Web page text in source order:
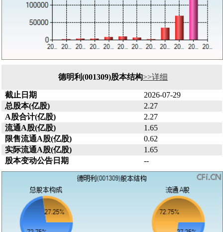
德明利(001309)股本结构>>详细
截止日期
2026-07-29
总股本(亿股)
2.27
A股合计(亿股)
2.27
流通A股(亿股)
1.65
限售流通A股(亿股)
0.62
实际流通A股(亿股)
1.65
股本变动公告日期
--